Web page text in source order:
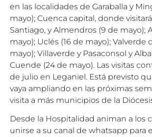
en las localidades de Garaballa y
mayo); Cuenca capital, donde
Santiago, y Almendros (9 de mayo);
mayo); Uclés (16 de mayo); Valverde
mayo); Villaverde y Pasaconsol y
Cuende (24 de mayo). Las visitas
de julio en Leganiel. Está previsto
vaya ampliando en las próximas
visita a más municipios de la
Desde la Hospitalidad animan a los
unirse a su canal de whatsapp para